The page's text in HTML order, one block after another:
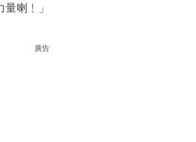
喇﹗」
廣告